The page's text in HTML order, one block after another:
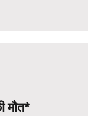
मौत*